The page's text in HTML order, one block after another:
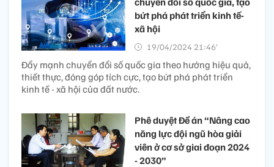
bứt phá phát triển kinh tế-
xã hội
19/04/2024 21:46’
Đẩy mạnh chuyển đổi số quốc gia theo hướng hiệu quả,
thiết thực, đóng góp tích cực, tạo bứt phá phát triển
kinh tế - xã hội của đất nước.
Phê duyệt Đề án “Nâng cao
năng lực đội ngũ hòa giải
viên ở cơ sở giai đoạn 2024
- 2030”